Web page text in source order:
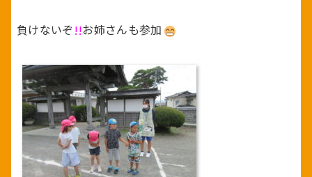
負けないぞ !!お姉さんも参加